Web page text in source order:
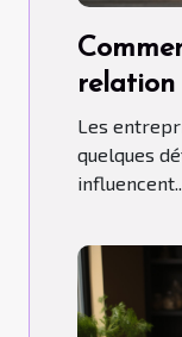
relation
Les
quelques
influencent...